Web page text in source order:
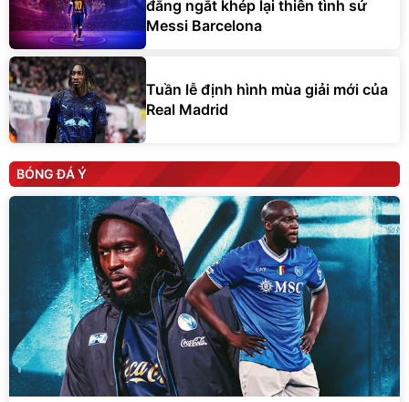
đắng ngắt khép lại thiên tình sử
Messi Barcelona
Tuần lễ định hình mùa giải mới của
Real Madrid
BÓNG ĐÁ Ý